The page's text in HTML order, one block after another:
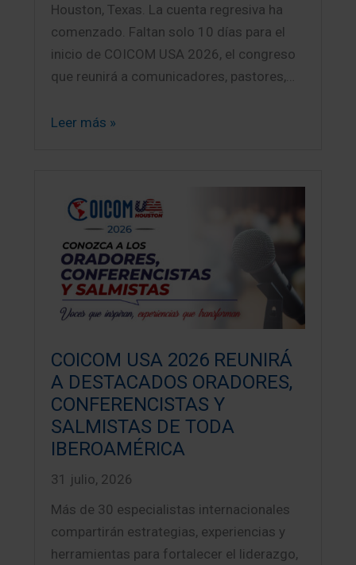
Houston, Texas. La cuenta regresiva ha
comenzado. Faltan solo 10 días para el
inicio de COICOM USA 2026, el congreso
que reunirá a comunicadores, pastores,…
Leer más »
COICOM USA 2026 REUNIRÁ
A DESTACADOS ORADORES,
CONFERENCISTAS Y
SALMISTAS DE TODA
IBEROAMÉRICA
31 julio, 2026
Más de 30 especialistas internacionales
compartirán estrategias, experiencias y
herramientas para fortalecer el liderazgo,